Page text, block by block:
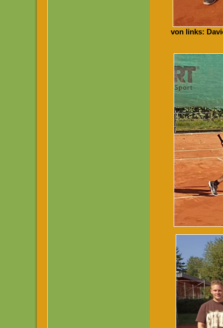
von links: